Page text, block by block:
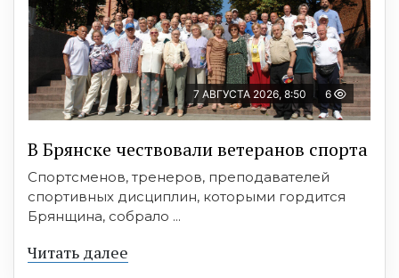
7 АВГУСТА 2026, 8:50 6
В Брянске чествовали ветеранов спорта
Спортсменов, тренеров, преподавателей
спортивных дисциплин, которыми гордится
Брянщина, собрало ...
Читать далее